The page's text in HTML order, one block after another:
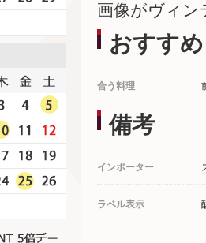
画像がヴィン
おすすめ
合う料理
備考
インポーター
ラベル表示